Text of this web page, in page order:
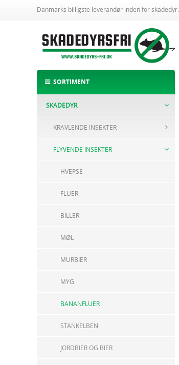
Danmarks billigste leverandør inden for skadedyr.
SORTIMENT
SKADEDYR
KRAVLENDE INSEKTER
FLYVENDE INSEKTER
HVEPSE
FLUER
BILLER
MØL
MURBIER
MYG
BANANFLUER
STANKELBEN
JORDBIER OG BIER